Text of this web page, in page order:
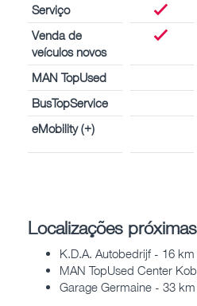
Serviço
Venda de
veículos novos
MAN TopUsed
BusTopService
eMobility (+)
Localizações próximas
K.D.A. Autobedrijf - 16 km
MAN TopUsed Center
Garage Germaine - 33 km